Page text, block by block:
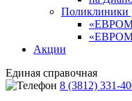
Поликлиники
Акции
Единая справочная
8 (3812) 331-